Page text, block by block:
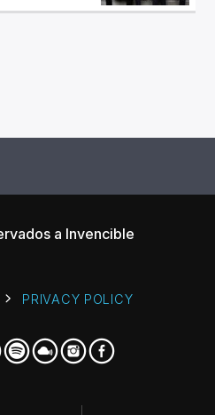
a Invencible
PRIVACY POLICY